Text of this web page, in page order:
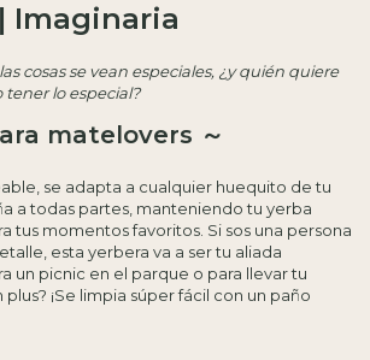
| Imaginaria
cosas se vean especiales, ¿y quién quiere
lo especial?
matelovers ～
se adapta a cualquier huequito de tu
a todas partes, manteniendo tu yerba
tus momentos favoritos. Si sos una persona
esta yerbera va a ser tu aliada
un picnic en el parque o para llevar tu
¡Se limpia súper fácil con un paño